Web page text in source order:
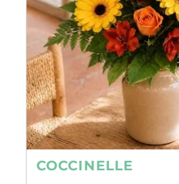
COCCINELLE